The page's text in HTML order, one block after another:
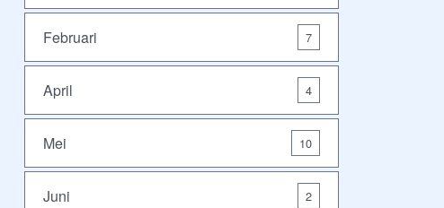
Februari 7
April 4
Mei 10
Juni 2